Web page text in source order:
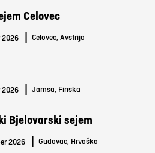
Celovec
2026 Celovec, Avstrija
2026 Jamsa, Finska
Bjelovarski sejem
2026 Gudovac, Hrvaška